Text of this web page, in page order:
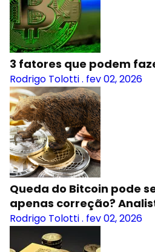
3 fatores que podem
Rodrigo Tolotti. fev 02, 2026
Queda do Bitcoin pode
apenas correção?
Rodrigo Tolotti. fev 02, 2026